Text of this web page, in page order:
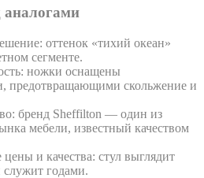
аналогами
оттенок «тихий океан»
сегменте.
ножки оснащены
предотвращающими скольжение и
бренд Sheffilton — один из
мебели, известный качеством
и качества: стул выглядит
служит годами.